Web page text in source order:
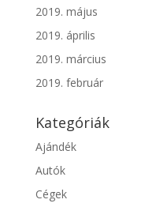
2019. május
2019. április
2019. március
2019. február
Kategóriák
Ajándék
Autók
Cégek